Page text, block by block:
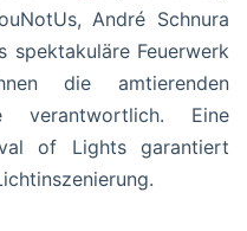
André Schnura
spektakuläre Feuerwerk
die amtierenden
verantwortlich. Eine
of Lights garantiert